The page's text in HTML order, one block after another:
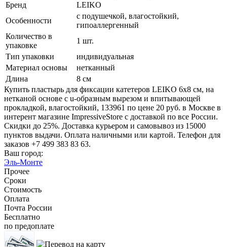
Бренд
LEIKO
Особенности
c подушечкой, влагостойкий,
гипоаллергенный
Количество в
упаковке
1 шт.
Тип упаковки
индивидуальная
Материал основы
нетканный
Длина
8 см
Купить пластырь для фиксации катетеров LEIKO 6х8 см, на
нетканой основе с u-образным вырезом и впитывающей
прокладкой, влагостойкий, 133961 по цене 20 руб. в Москве в
интерент магазине ImpressiveStore с доставкой по все России.
Скидки до 25%. Доставка курьером и самовывоз из 15000
пунктов выдачи. Оплата наличными или картой. Телефон для
заказов +7 499 383 83 63.
Ваш город:
Эль-Монте
Прочее
Сроки
Стоимость
Оплата
Почта России
Бесплатно
по предоплате